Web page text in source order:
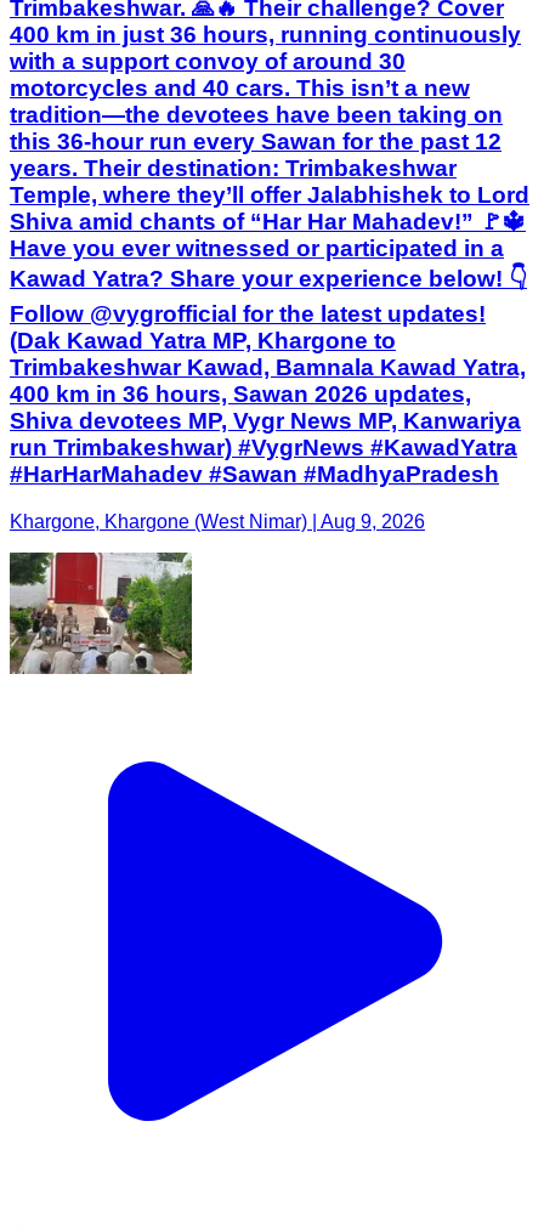
Trimbakeshwar. 🙏🔥 Their challenge? Cover
400 km in just 36 hours, running continuously
with a support convoy of around 30
motorcycles and 40 cars. This isn’t a new
tradition—the devotees have been taking on
this 36-hour run every Sawan for the past 12
years. Their destination: Trimbakeshwar
Temple, where they’ll offer Jalabhishek to Lord
Shiva amid chants of “Har Har Mahadev!” 🚩🔱
Have you ever witnessed or participated in a
Kawad Yatra? Share your experience below! 👇
Follow @vygrofficial for the latest updates!
(Dak Kawad Yatra MP, Khargone to
Trimbakeshwar Kawad, Bamnala Kawad Yatra,
400 km in 36 hours, Sawan 2026 updates,
Shiva devotees MP, Vygr News MP, Kanwariya
run Trimbakeshwar) #VygrNews #KawadYatra
#HarHarMahadev #Sawan #MadhyaPradesh
Khargone, Khargone (West Nimar) | Aug 9, 2026